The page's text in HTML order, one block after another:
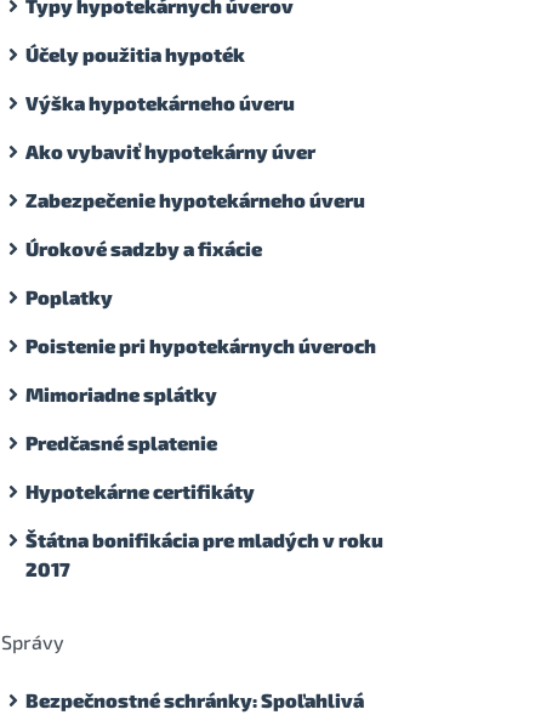
Typy hypotekárnych úverov
Účely použitia hypoték
Výška hypotekárneho úveru
Ako vybaviť hypotekárny úver
Zabezpečenie hypotekárneho úveru
Úrokové sadzby a fixácie
Poplatky
Poistenie pri hypotekárnych úveroch
Mimoriadne splátky
Predčasné splatenie
Hypotekárne certifikáty
Štátna bonifikácia pre mladých v roku
2017
Správy
Bezpečnostné schránky: Spoľahlivá